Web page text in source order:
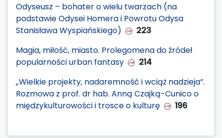
Odyseusz – bohater o wielu twarzach (na
podstawie Odysei Homera i Powrotu Odysa
Stanisława Wyspiańskiego)
223
Magia, miłość, miasto. Prolegomena do źródeł
popularności urban fantasy
214
„Wielkie projekty, nadaremność i wciąż nadzieja”.
Rozmowa z prof. dr hab. Anną Czajką-Cunico o
międzykulturowości i trosce o kulturę
196